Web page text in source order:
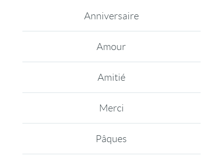
Anniversaire
Amour
Amitié
Merci
Pâques